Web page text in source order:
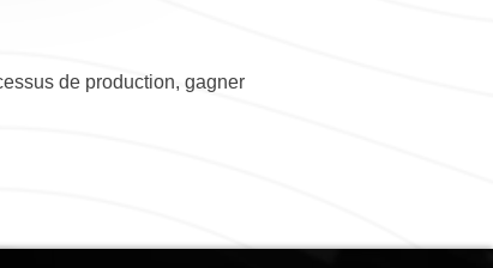
de production, gagner